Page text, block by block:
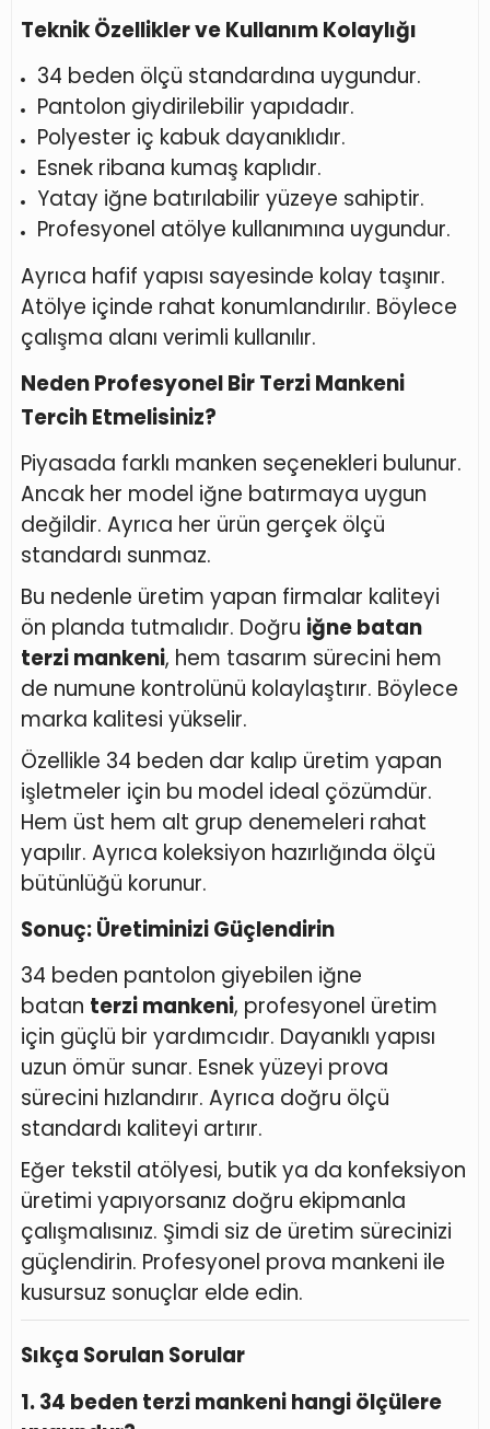
Teknik Özellikler ve Kullanım Kolaylığı
34 beden ölçü standardına uygundur.
Pantolon giydirilebilir yapıdadır.
Polyester iç kabuk dayanıklıdır.
Esnek ribana kumaş kaplıdır.
Yatay iğne batırılabilir yüzeye sahiptir.
Profesyonel atölye kullanımına uygundur.
Ayrıca hafif yapısı sayesinde kolay taşınır.
Atölye içinde rahat konumlandırılır. Böylece
çalışma alanı verimli kullanılır.
Neden Profesyonel Bir Terzi Mankeni
Tercih Etmelisiniz?
Piyasada farklı manken seçenekleri bulunur.
Ancak her model iğne batırmaya uygun
değildir. Ayrıca her ürün gerçek ölçü
standardı sunmaz.
Bu nedenle üretim yapan firmalar kaliteyi
ön planda tutmalıdır. Doğru iğne batan
terzi mankeni, hem tasarım sürecini hem
de numune kontrolünü kolaylaştırır. Böylece
marka kalitesi yükselir.
Özellikle 34 beden dar kalıp üretim yapan
işletmeler için bu model ideal çözümdür.
Hem üst hem alt grup denemeleri rahat
yapılır. Ayrıca koleksiyon hazırlığında ölçü
bütünlüğü korunur.
Sonuç: Üretiminizi Güçlendirin
34 beden pantolon giyebilen iğne
batan terzi mankeni, profesyonel üretim
için güçlü bir yardımcıdır. Dayanıklı yapısı
uzun ömür sunar. Esnek yüzeyi prova
sürecini hızlandırır. Ayrıca doğru ölçü
standardı kaliteyi artırır.
Eğer tekstil atölyesi, butik ya da konfeksiyon
üretimi yapıyorsanız doğru ekipmanla
çalışmalısınız. Şimdi siz de üretim sürecinizi
güçlendirin. Profesyonel prova mankeni ile
kusursuz sonuçlar elde edin.
Sıkça Sorulan Sorular
1. 34 beden terzi mankeni hangi ölçülere